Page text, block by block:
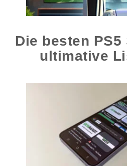
Die besten
ultimative